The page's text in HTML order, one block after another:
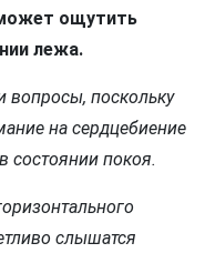
ощутить
лежа.
вопросы, поскольку
на сердцебиение
состоянии покоя.
слышатся